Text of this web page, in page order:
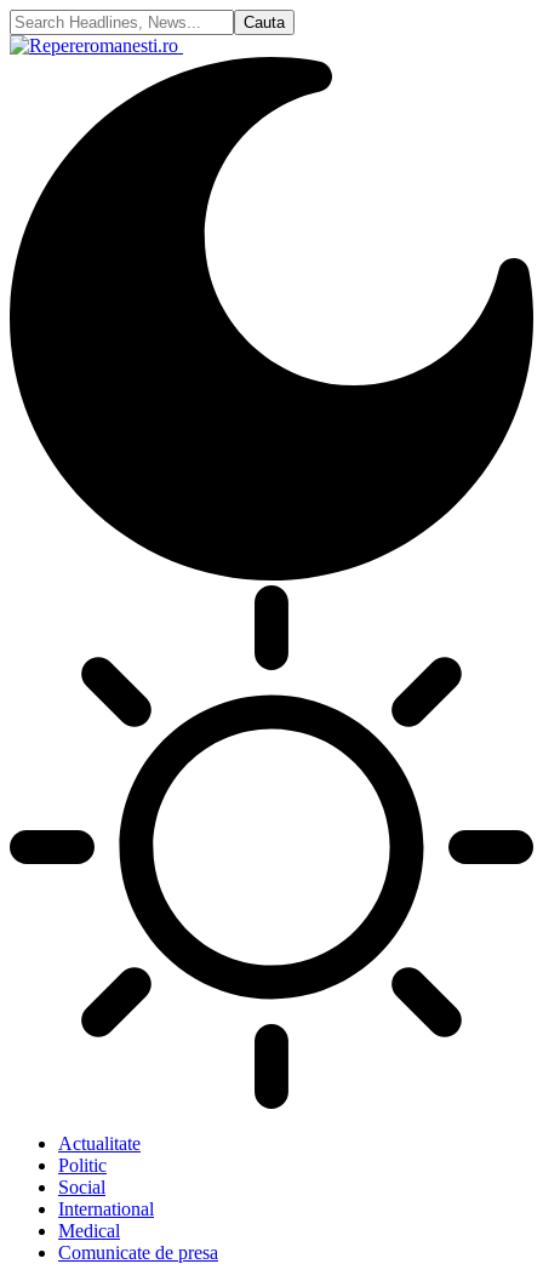
Actualitate
Politic
Social
International
Medical
Comunicate de presa